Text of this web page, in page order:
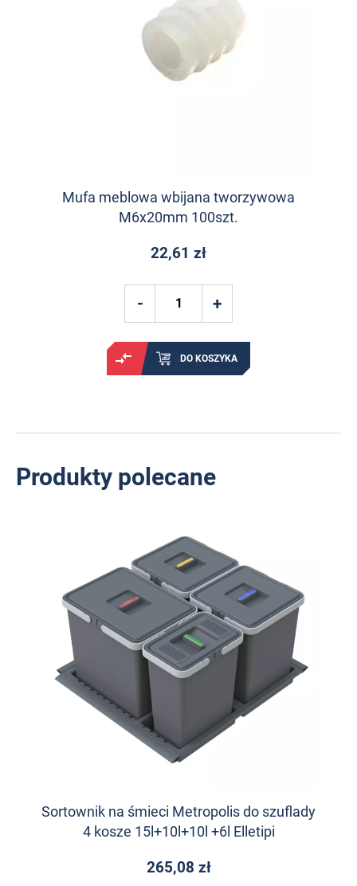
Mufa meblowa wbijana tworzywowa
M6x20mm 100szt.
22,61 zł
DO KOSZYKA
Produkty polecane
Sortownik na śmieci Metropolis do szuflady
4 kosze 15l+10l+10l +6l Elletipi
265,08 zł